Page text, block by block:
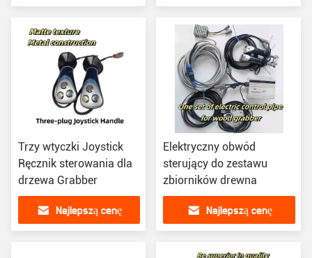
Trzy wtyczki Joystick
Ręcznik sterowania dla
drzewa Grabber
Najlepszą cenę
Elektryczny obwód
sterujący do zestawu
zbiorników drewna
Najlepszą cenę